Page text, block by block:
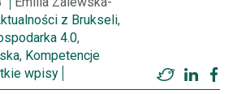
z Brukseli,
4.0,
, Kompetencje
wpisy Twitter